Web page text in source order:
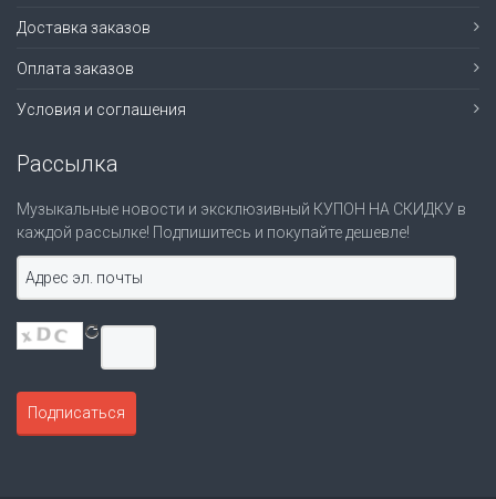
Доставка заказов
Оплата заказов
Условия и соглашения
Рассылка
Музыкальные новости и эксклюзивный КУПОН НА СКИДКУ в
каждой рассылке! Подпишитесь и покупайте дешевле!